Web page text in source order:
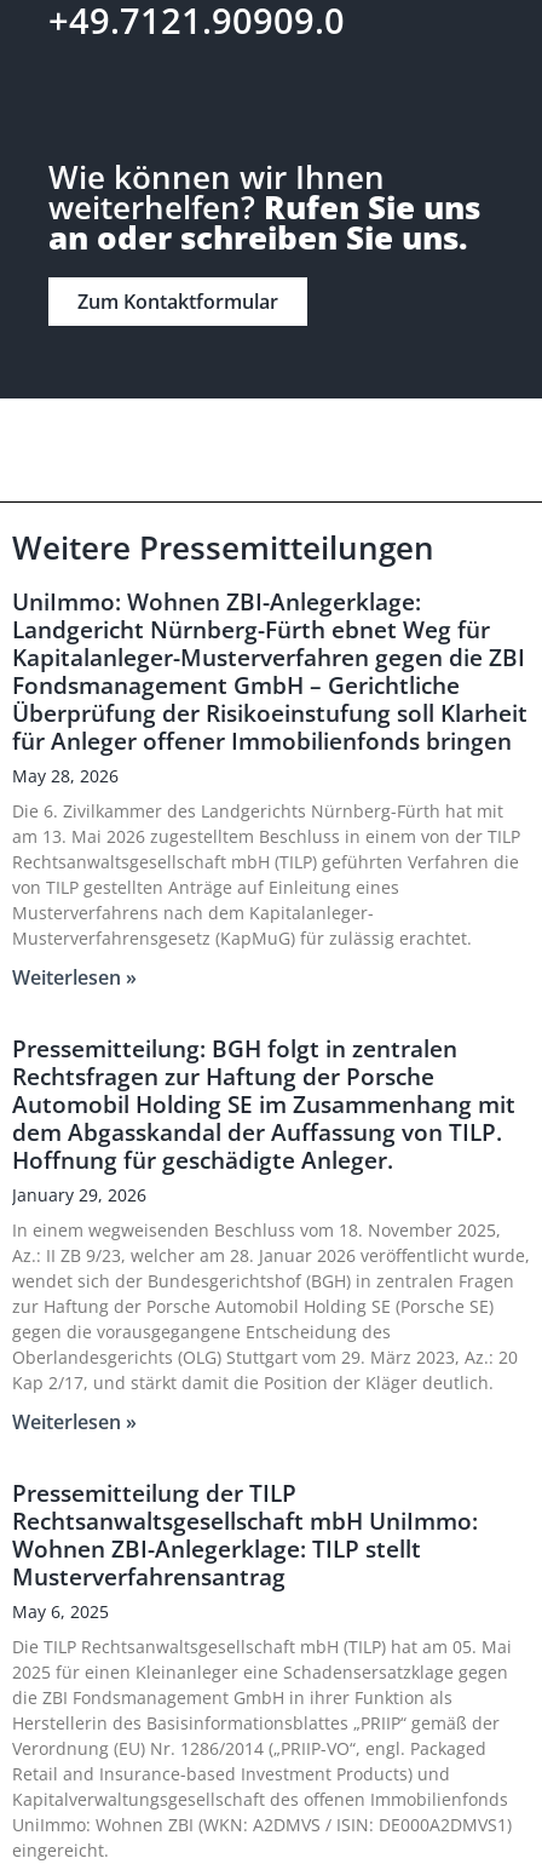
+49.7121.90909.0
Wie können wir Ihnen
weiterhelfen? Rufen Sie uns
an oder schreiben Sie uns.
Zum Kontaktformular
Weitere Pressemitteilungen
UniImmo: Wohnen ZBI-Anlegerklage:
Landgericht Nürnberg-Fürth ebnet Weg für
Kapitalanleger-Musterverfahren gegen die ZBI
Fondsmanagement GmbH – Gerichtliche
Überprüfung der Risikoeinstufung soll Klarheit
für Anleger offener Immobilienfonds bringen
May 28, 2026
Die 6. Zivilkammer des Landgerichts Nürnberg-Fürth hat mit
am 13. Mai 2026 zugestelltem Beschluss in einem von der TILP
Rechtsanwaltsgesellschaft mbH (TILP) geführten Verfahren die
von TILP gestellten Anträge auf Einleitung eines
Musterverfahrens nach dem Kapitalanleger-
Musterverfahrensgesetz (KapMuG) für zulässig erachtet.
Weiterlesen »
Pressemitteilung: BGH folgt in zentralen
Rechtsfragen zur Haftung der Porsche
Automobil Holding SE im Zusammenhang mit
dem Abgasskandal der Auffassung von TILP.
Hoffnung für geschädigte Anleger.
January 29, 2026
In einem wegweisenden Beschluss vom 18. November 2025,
Az.: II ZB 9/23, welcher am 28. Januar 2026 veröffentlicht wurde,
wendet sich der Bundesgerichtshof (BGH) in zentralen Fragen
zur Haftung der Porsche Automobil Holding SE (Porsche SE)
gegen die vorausgegangene Entscheidung des
Oberlandesgerichts (OLG) Stuttgart vom 29. März 2023, Az.: 20
Kap 2/17, und stärkt damit die Position der Kläger deutlich.
Weiterlesen »
Pressemitteilung der TILP
Rechtsanwaltsgesellschaft mbH UniImmo:
Wohnen ZBI-Anlegerklage: TILP stellt
Musterverfahrensantrag
May 6, 2025
Die TILP Rechtsanwaltsgesellschaft mbH (TILP) hat am 05. Mai
2025 für einen Kleinanleger eine Schadensersatzklage gegen
die ZBI Fondsmanagement GmbH in ihrer Funktion als
Herstellerin des Basisinformationsblattes „PRIIP“ gemäß der
Verordnung (EU) Nr. 1286/2014 („PRIIP-VO“, engl. Packaged
Retail and Insurance-based Investment Products) und
Kapitalverwaltungsgesellschaft des offenen Immobilienfonds
UniImmo: Wohnen ZBI (WKN: A2DMVS / ISIN: DE000A2DMVS1)
eingereicht.